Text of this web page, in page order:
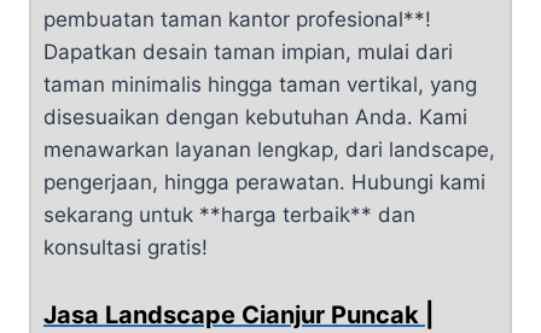
pembuatan taman kantor profesional**!
Dapatkan desain taman impian, mulai dari
taman minimalis hingga taman vertikal, yang
disesuaikan dengan kebutuhan Anda. Kami
menawarkan layanan lengkap, dari landscape,
pengerjaan, hingga perawatan. Hubungi kami
sekarang untuk **harga terbaik** dan
konsultasi gratis!
Jasa Landscape Cianjur Puncak |